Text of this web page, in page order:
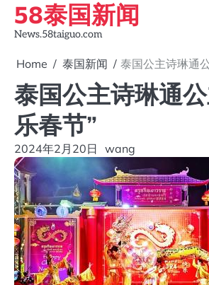
Skip
content
58泰国新闻
News.58taiguo.com
Home 泰国新闻 泰国公主诗琳通
泰国公主诗琳通
乐春节”
2024年2月20日 wang